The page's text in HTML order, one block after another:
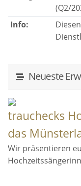
(Q2/
Info:
Neueste
trauchecks
das
Wir präsentieren